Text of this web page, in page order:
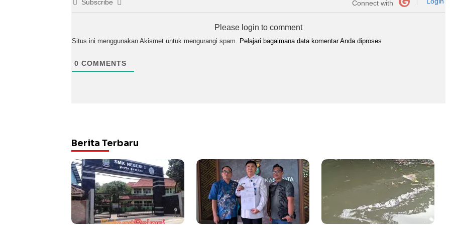
Subscribe Connect with
Please login to comment
Situs ini menggunakan Akismet untuk mengurangi spam. Pelajari bagaimana data komentar Anda diproses
0 COMMENTS
Berita Terbaru